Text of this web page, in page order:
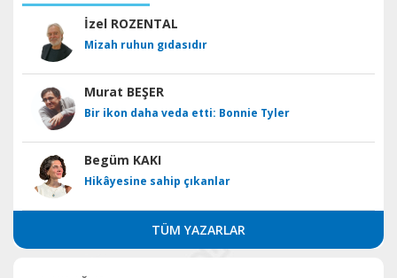
İzel ROZENTAL
Mizah ruhun gıdasıdır
Murat BEŞER
Bir ikon daha veda etti: Bonnie Tyler
Begüm KAKI
Hikâyesine sahip çıkanlar
TÜM YAZARLAR